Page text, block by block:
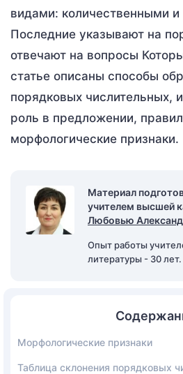
видами: количественными
Последние указывают на
отвечают на вопросы
статье описаны способы
порядковых числительных,
роль в предложении,
морфологические признаки.
Материал
учителем высшей
Любовью
Опыт работы
литературы - 30 лет.
Морфологические признаки
Таблица склонения порядковых